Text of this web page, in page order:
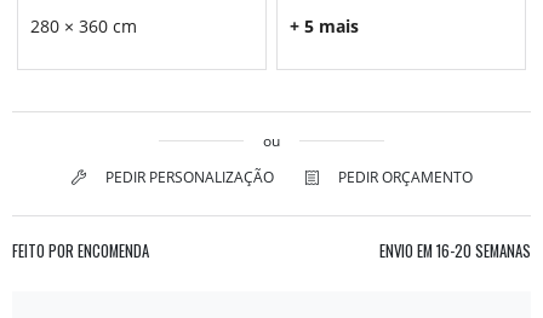
280 × 360 cm + 5 mais
ou
PEDIR PERSONALIZAÇÃO
PEDIR ORÇAMENTO
FEITO POR ENCOMENDA ENVIO EM 16-20 SEMANAS